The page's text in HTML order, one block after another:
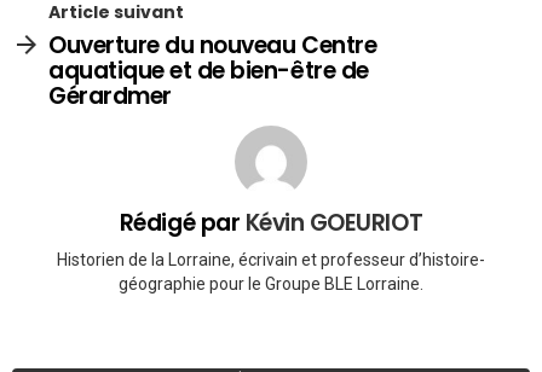
Article suivant
Ouverture du nouveau Centre
aquatique et de bien-être de
Gérardmer
Rédigé par Kévin GOEURIOT
Historien de la Lorraine, écrivain et professeur d’histoire-
géographie pour le Groupe BLE Lorraine.